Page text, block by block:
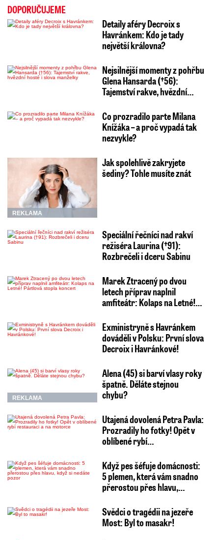
DOPORUČUJEME
Detaily aféry Decroix s
Havránkem: Kdo je tady
největší královna?
Nejsilnější momenty z pohřbu
Glena Hansarda (†56):
Tajemství rakve, hvězdní…
Co prozradilo parte Milana
Knížáka – a proč vypadá tak
nezvykle?
REKLAMA
Jak spolehlivě zakryjete
šediny? Tohle musíte znát
Speciální řečníci nad rakví
režiséra Laurina (†91):
Rozbrečeli i dceru Sabinu
Marek Ztracený po dvou
letech příprav naplnil
amfiteátr: Kolaps na Letné!…
Exministryně s Havránkem
dováděli v Polsku: První slova
Decroix i Havránkové!
REKLAMA
Alena (45) si barví vlasy roky
špatně. Děláte stejnou
chybu?
Utajená dovolená Petra Pavla:
Prozradily ho fotky! Opět v
oblíbené rybí…
Když pes šéfuje domácnosti:
5 plemen, která vám snadno
přerostou přes hlavu,…
Svědci o tragédii na jezeře
Most: Byl to masakr!